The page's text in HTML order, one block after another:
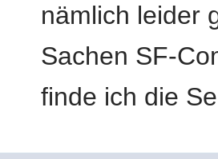
nämlich leider
Sachen SF-
finde ich die